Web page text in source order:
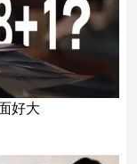
好大